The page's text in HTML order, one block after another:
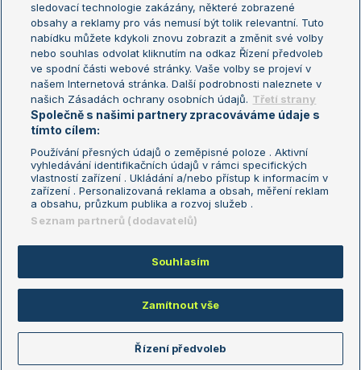
Turnaj mistryň
Aktualní trendy
Fotbalové přestupy
Livesport Daily
LS Prague Open
Podmínky užití
Nastavení soukromí
GDPR a žurnalistika
Reklama
Kontakt
Informace o zpracování osobních
údajů
Copyright © 2008-2026 TenisPortal.cz. Využíváme zpravodajství ČTK.
sledovací technologie zakázány, některé zobrazené
obsahy a reklamy pro vás nemusí být tolik relevantní. Tuto
nabídku můžete kdykoli znovu zobrazit a změnit své volby
nebo souhlas odvolat kliknutím na odkaz Řízení předvoleb
ve spodní části webové stránky. Vaše volby se projeví v
našem Internetová stránka. Další podrobnosti naleznete v
našich Zásadách ochrany osobních údajů. Třetí strany
Společně s našimi partnery zpracováváme údaje s
tímto cílem:
Používání přesných údajů o zeměpisné poloze . Aktivní
vyhledávání identifikačních údajů v rámci specifických
vlastností zařízení . Ukládání a/nebo přístup k informacím v
zařízení . Personalizovaná reklama a obsah, měření reklam
a obsahu, průzkum publika a rozvoj služeb .
Seznam partnerů (dodavatelů)
Souhlasím
Zamítnout vše
Řízení předvoleb